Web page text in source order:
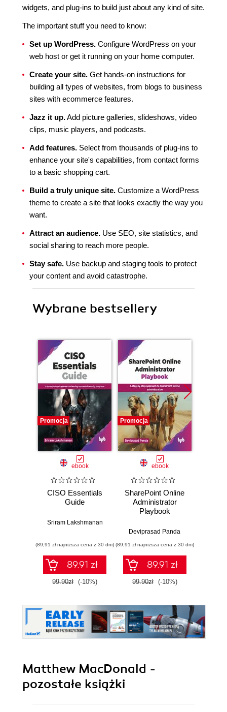
widgets, and plug-ins to build just about any kind of site.
The important stuff you need to know:
Set up WordPress. Configure WordPress on your
web host or get it running on your home computer.
Create your site. Get hands-on instructions for
building all types of websites, from blogs to business
sites with ecommerce features.
Jazz it up.Add picture galleries, slideshows, video
clips, music players, and podcasts.
Add features. Select from thousands of plug-ins to
enhance your site's capabilities, from contact forms
to a basic shopping cart.
Build a truly unique site. Customize a WordPress
theme to create a site that looks exactly the way you
want.
Attract an audience. Use SEO, site statistics, and
social sharing to reach more people.
Stay safe. Use backup and staging tools to protect
your content and avoid catastrophe.
Wybrane bestsellery
Promocja
ebook
CISO Essentials
Guide
Sriram Lakshmanan
(89,91 zł najniższa cena z 30 dni)
89.91 zł
99.90zł (-10%)
Promocja
ebook
SharePoint Online
Administrator
Playbook
Deviprasad Panda
(89,91 zł najniższa cena z 30 dni)
89.91 zł
99.90zł (-10%)
Matthew MacDonald -
pozostałe książki